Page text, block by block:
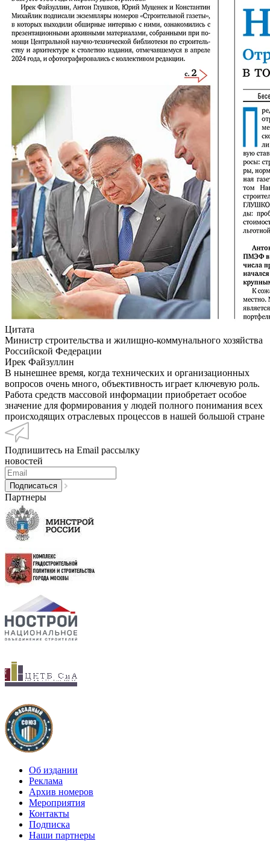
Цитата
Министр строительства и жилищно-коммунального хозяйства
Российской Федерации
Ирек Файзуллин
В нынешнее время, когда технических и организационных
вопросов очень много, объективность играет ключевую роль.
Работа средств массовой информации приобретает особое
значение для формирования у людей полного понимания всех
происходящих отраслевых процессов в нашей большой стране
Подпишитесь на Email рассылку
новостей
Партнеры
Об издании
Реклама
Архив номеров
Мероприятия
Контакты
Подписка
Наши партнеры